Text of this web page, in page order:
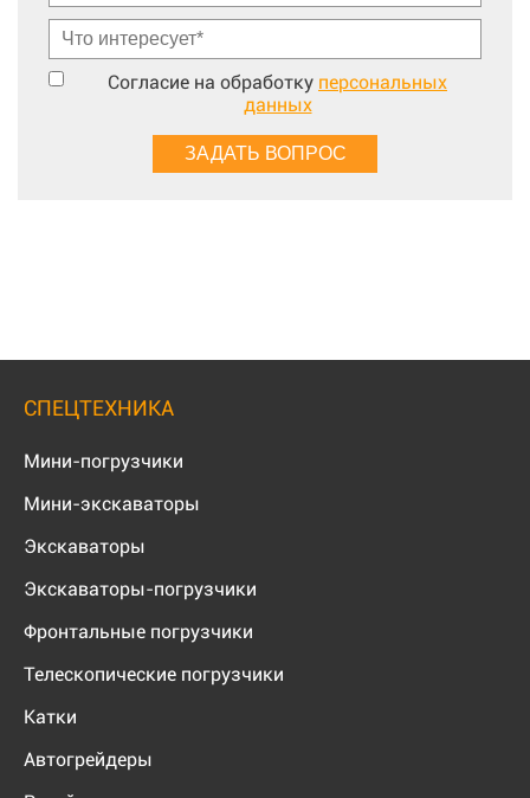
Согласие на обработку персональных
данных
СПЕЦТЕХНИКА
Мини-погрузчики
Мини-экскаваторы
Экскаваторы
Экскаваторы-погрузчики
Фронтальные погрузчики
Телескопические погрузчики
Катки
Автогрейдеры